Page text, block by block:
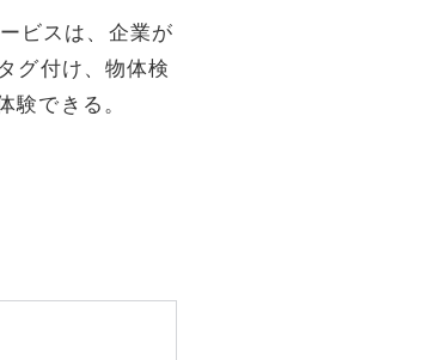
ビスは、企業が
グ付け、物体検
できる。